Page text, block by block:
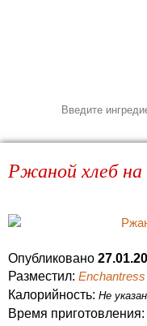
Ржаной хлеб на
Опубликовано
Разместил: Enchantress
Калорийность: Не
Время приготовления: